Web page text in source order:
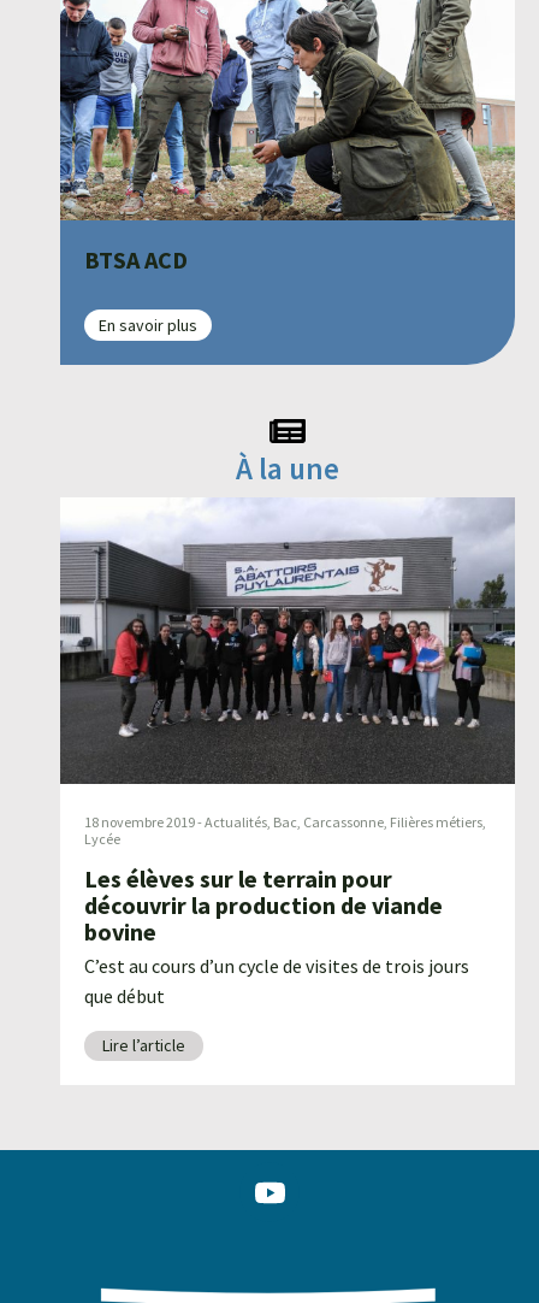
BTSA ACD
En savoir plus
À la une
18 novembre 2019-Actualités, Bac, Carcassonne, Filières métiers,
Lycée
Les élèves sur le terrain pour
découvrir la production de viande
bovine
C’est au cours d’un cycle de visites de trois jours
que début
Lire l’article